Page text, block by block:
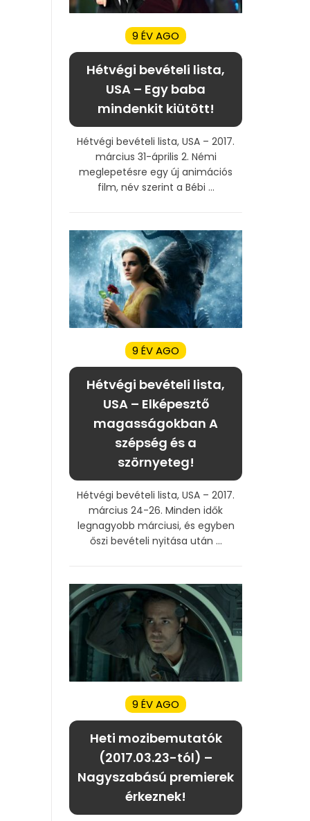
9 ÉV AGO
Hétvégi bevételi lista,
USA – Egy baba
mindenkit kiütött!
Hétvégi bevételi lista, USA – 2017.
március 31-április 2. Némi
meglepetésre egy új animációs
film, név szerint a Bébi ...
9 ÉV AGO
Hétvégi bevételi lista,
USA – Elképesztő
magasságokban A
szépség és a
szörnyeteg!
Hétvégi bevételi lista, USA – 2017.
március 24-26. Minden idők
legnagyobb márciusi, és egyben
őszi bevételi nyitása után ...
9 ÉV AGO
Heti mozibemutatók
(2017.03.23-tól) –
Nagyszabású premierek
érkeznek!